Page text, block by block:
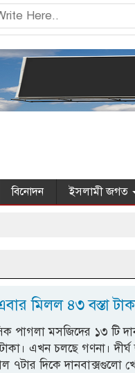
বিনোদন ইসলামী জগত
মিলল ৪৩ বস্তা
পাগলা মসজিদের ১৩ টি
টাকা। এখন চলছে গণনা।
৭টার দিকে দানবাক্সগুলো